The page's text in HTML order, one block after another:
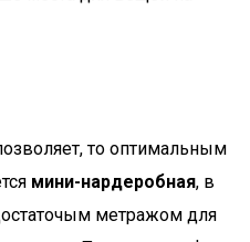
то оптимальным
мини-нардеробная, в
метражом для